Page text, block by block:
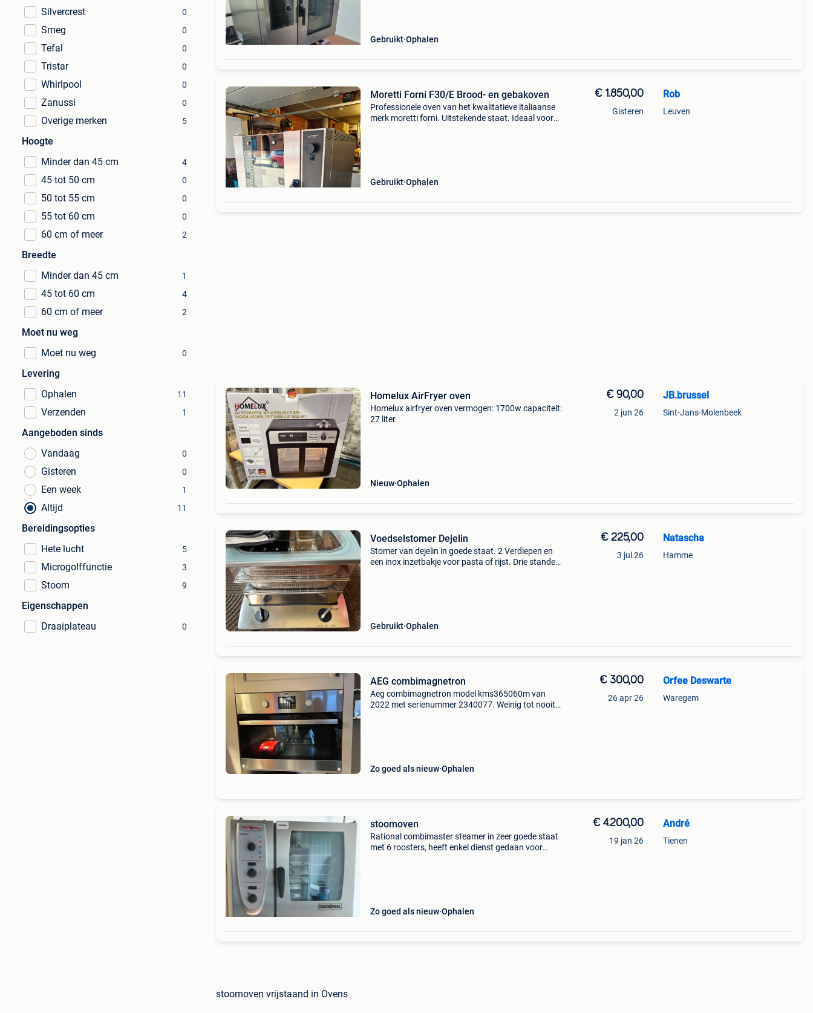
Silvercrest 0
Smeg 0
Tefal 0
Tristar 0
Whirlpool 0
Zanussi 0
Overige merken 5
Hoogte
Minder dan 45 cm
4
45 tot 50 cm 0
50 tot 55 cm 0
55 tot 60 cm 0
60 cm of meer 2
Breedte
Minder dan 45 cm
1
45 tot 60 cm 4
60 cm of meer 2
Moet nu weg
Moet nu weg
0
Levering
Ophalen
11
Verzenden 1
Aangeboden sinds
Vandaag
0
Gisteren 0
Een week 1
Altijd 11
Bereidingsopties
Hete lucht
5
Microgolffunctie 3
Stoom 9
Eigenschappen
Draaiplateau
0
Gebruikt Ophalen
Moretti Forni F30/E Brood- en gebakoven
Professionele oven van het kwalitatieve italiaanse
merk moretti forni. Uitstekende staat. Ideaal voor
Gebruikt Ophalen
€ 1.850,00
Gisteren
Rob
Leuven
Homelux AirFryer oven
Homelux airfryer oven vermogen: 1700w capaciteit:
27 liter
Nieuw Ophalen
€ 90,00
2 jun 26
JB.brussel
Sint-Jans-Molenbeek
Voedselstomer Dejelin
Stomer van dejelin in goede staat. 2 Verdiepen en
een inox inzetbakje voor pasta of rijst. Drie standen
Gebruikt Ophalen
€ 225,00
3 jul 26
Natascha
Hamme
AEG combimagnetron
Aeg combimagnetron model kms365060m van
2022 met serienummer 2340077. Weinig tot nooit
Zo goed als nieuw Ophalen
€ 300,00
26 apr 26
Orfee Deswarte
Waregem
stoomoven
Rational combimaster steamer in zeer goede staat
met 6 roosters, heeft enkel dienst gedaan voor
Zo goed als nieuw Ophalen
€ 4.200,00
19 jan 26
André
Tienen
stoomoven vrijstaand in Ovens